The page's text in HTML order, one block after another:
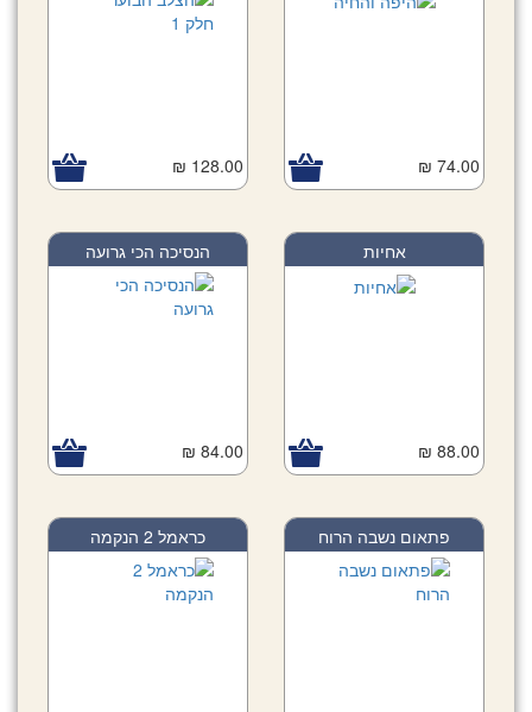
74.00 ₪
128.00 ₪
אחיות
88.00 ₪
הנסיכה הכי גרועה
84.00 ₪
פתאום נשבה הרוח כראמל 2 הנקמה